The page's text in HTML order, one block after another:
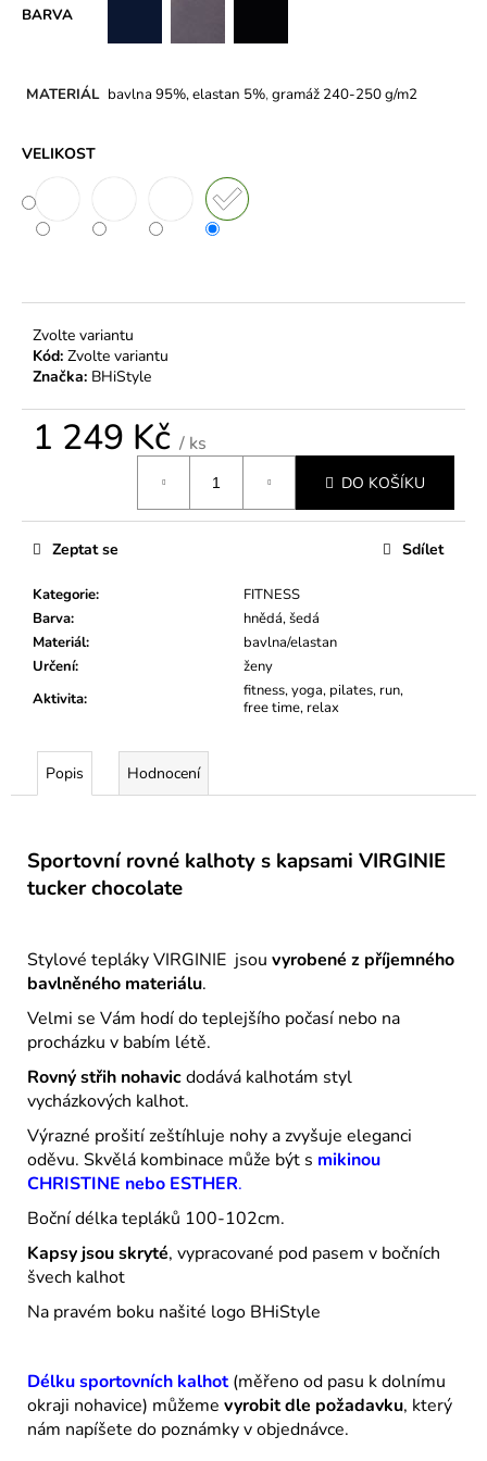
BARVA
MATERIÁL bavlna 95%, elastan 5%,gramáž 240-250 g/m2
VELIKOST
Zvolte variantu
Kód: Zvolte variantu
Značka: BHiStyle
1 249 Kč / ks
DO KOŠÍKU
Kategorie:
FITNESS
Barva:
hnědá, šedá
Materiál:
bavlna/elastan
Určení:
ženy
Aktivita:
fitness, yoga, pilates, run,
free time, relax
Zeptat se Sdílet
Popis Hodnocení
Sportovní rovné kalhoty s kapsami VIRGINIE
tucker chocolate
Stylové tepláky VIRGINIE jsou vyrobené z příjemného
bavlněného materiálu.
Velmi se Vám hodí do teplejšího počasí nebo na
procházku v babím létě.
Rovný střih nohavicdodává kalhotám styl
vycházkových kalhot.
Výrazné prošití zeštíhluje nohy a zvyšuje eleganci
oděvu. Skvělá kombinace může být s mikinou
CHRISTINE nebo ESTHER.
Boční délka tepláků 100-102cm.
Kapsy jsou skryté, vypracované pod pasem v bočních
švech kalhot
Na pravém boku našité logo BHiStyle
Délku sportovních kalhot(měřeno od pasu k dolnímu
okraji nohavice) můžeme vyrobit dle požadavku, který
nám napíšete do poznámky v objednávce.